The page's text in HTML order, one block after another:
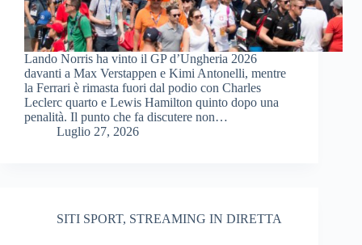
Lando Norris ha vinto il GP d’Ungheria 2026
davanti a Max Verstappen e Kimi Antonelli, mentre
la Ferrari è rimasta fuori dal podio con Charles
Leclerc quarto e Lewis Hamilton quinto dopo una
penalità. Il punto che fa discutere non…
Luglio 27, 2026
SITI SPORT, STREAMING IN DIRETTA